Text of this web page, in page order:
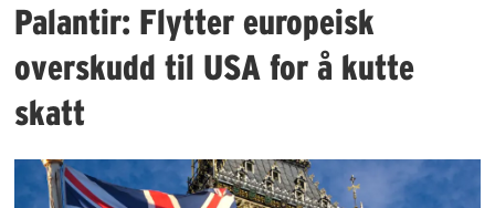
Palantir: Flytter europeisk
overskudd til USA for å kutte
skatt